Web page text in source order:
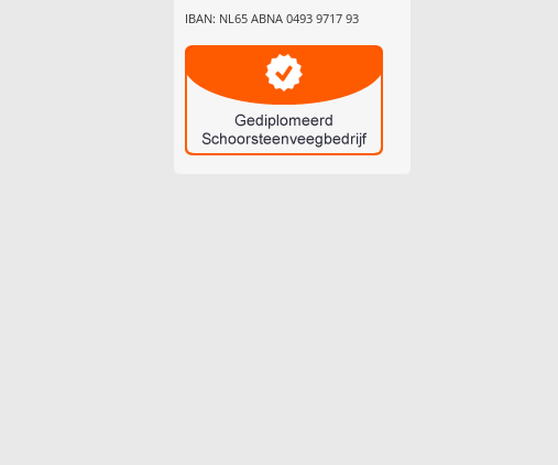
IBAN: NL65 ABNA 0493 9717 93